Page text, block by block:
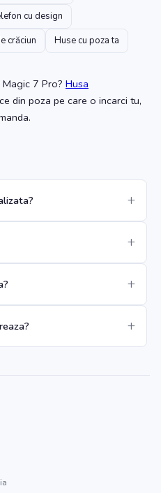
cu design
crăciun Huse cu poza ta
7 Pro? Husa
din poza pe care o incarci tu,